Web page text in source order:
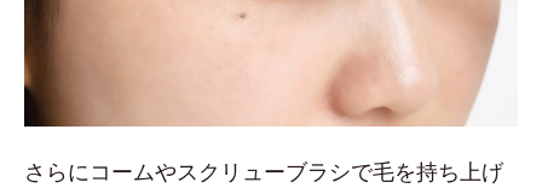
さらにコームやスクリューブラシで毛を持ち上げ